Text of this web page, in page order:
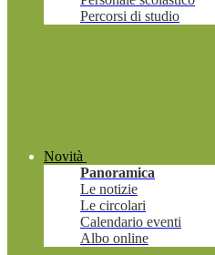
Percorsi di studio
Novità
Panoramica
Le notizie
Le circolari
Calendario eventi
Albo online